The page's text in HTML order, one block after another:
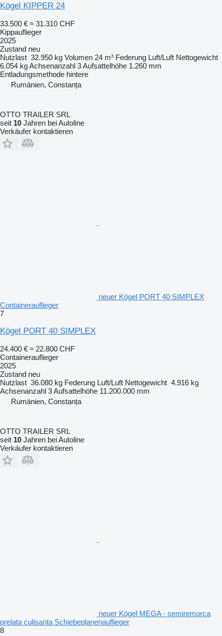
Kögel KIPPER 24
33.500 € ≈ 31.310 CHF
Kippauflieger
2025
Zustand neu
Nutzlast 32.950 kg Volumen 24 m³ Federung Luft/Luft Nettogewicht
6.054 kgAchsenanzahl 3Aufsattelhöhe 1.260 mm
Entladungsmethode hintere
Rumänien, Constanța
OTTO TRAILER SRL
seit 10 Jahren bei Autoline
Verkäufer kontaktieren
neuer Kögel PORT 40 SIMPLEX
Containerauflieger
7
Kögel PORT 40 SIMPLEX
24.400 € ≈ 22.800 CHF
Containerauflieger
2025
Zustand neu
Nutzlast 36.080 kg Federung Luft/Luft Nettogewicht 4.916 kg
Achsenanzahl 3Aufsattelhöhe 11.200.000 mm
Rumänien, Constanța
OTTO TRAILER SRL
seit 10 Jahren bei Autoline
Verkäufer kontaktieren
neuer Kögel MEGA - semiremorca
prelata culisanta Schiebeplanenauflieger
8